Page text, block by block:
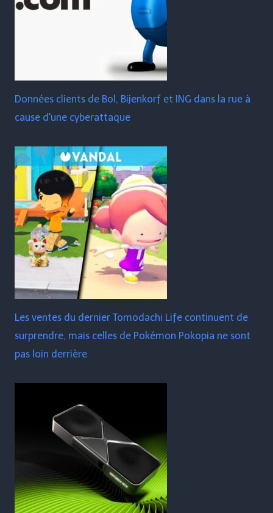
Données clients de Bol, Bijenkorf et ING dans la rue à
cause d'une cyberattaque
Les ventes du dernier Tomodachi Life continuent de
surprendre, mais celles de Pokémon Pokopia ne sont
pas loin derrière